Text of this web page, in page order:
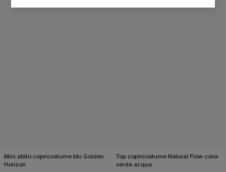
Mini abito copricostume blu Golden
Horizon
Top copricostume Natural Flow color
verde acqua